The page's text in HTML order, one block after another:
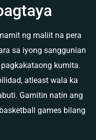
ng maliit na pera
sa iyong sanggunian
kumita.
atleast wala ka
Gamitin natin ang
games bilang